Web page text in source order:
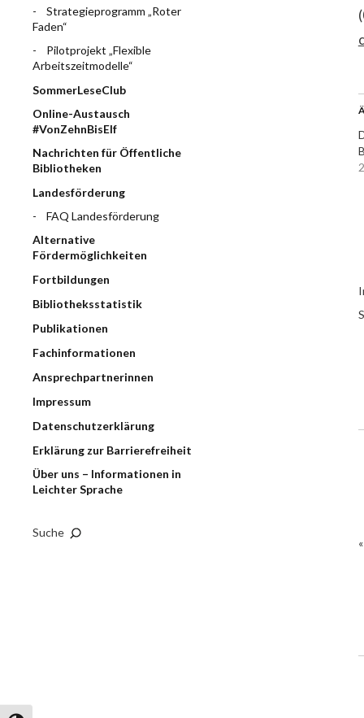
Strategieprogramm „Roter
Faden“
Pilotprojekt „Flexible
Arbeitszeitmodelle“
SommerLeseClub
Online-Austausch
#VonZehnBisElf
Nachrichten für Öffentliche
Bibliotheken
Landesförderung
FAQ Landesförderung
Alternative
Fördermöglichkeiten
Fortbildungen
Bibliotheksstatistik
Publikationen
Fachinformationen
Ansprechpartnerinnen
Impressum
Datenschutzerklärung
Erklärung zur Barrierefreiheit
Über uns – Informationen in
Leichter Sprache
Suche